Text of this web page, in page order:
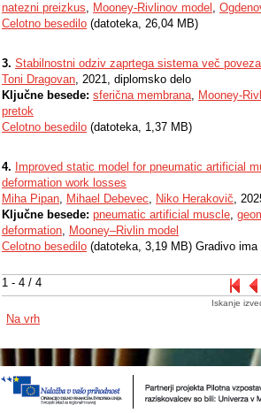
1 - 4 / 4
natezni preizkus, Mooney-Rivlinov model ,
Celotno besedilo (datoteka, 26,04 MB)
3. Stabilnostni odziv zaprtega sistema več
Toni Dragovan, 2021, diplomsko delo
Ključne besede: sferična membrana, Mooney-
pretok
Celotno besedilo (datoteka, 1,37 MB)
4. Improved static model for pneumatic artificial
deformation work losses
Miha Pipan, Mihael Debevec, Niko Herakovič,
Ključne besede: pneumatic artificial muscle,
deformation, Mooney–Rivlin model
Celotno besedilo (datoteka, 3,19 MB) Gradivo
Iskanje
Na vrh